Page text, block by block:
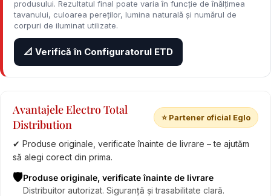
produsului. Rezultatul final poate varia în funcție de înălțimea
tavanului, culoarea pereților, lumina naturală și numărul de
corpuri de iluminat utilizate.
📐 Verifică în Configuratorul ETD
Avantajele Electro Total
Distribution
⭐ Partener oficial Eglo
✔ Produse originale, verificate înainte de livrare – te ajutăm
să alegi corect din prima.
🛡️Produse originale, verificate înainte de livrare
Distribuitor autorizat. Siguranță și trasabilitate clară.